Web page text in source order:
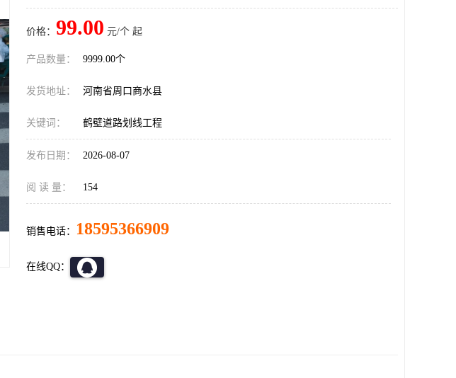
价格： 99.00 元/个 起
产品数量： 9999.00个
发货地址： 河南省周口商水县
关键词： 鹤壁道路划线工程
发布日期： 2026-08-07
阅 读 量： 154
销售电话： 18595366909
在线QQ：